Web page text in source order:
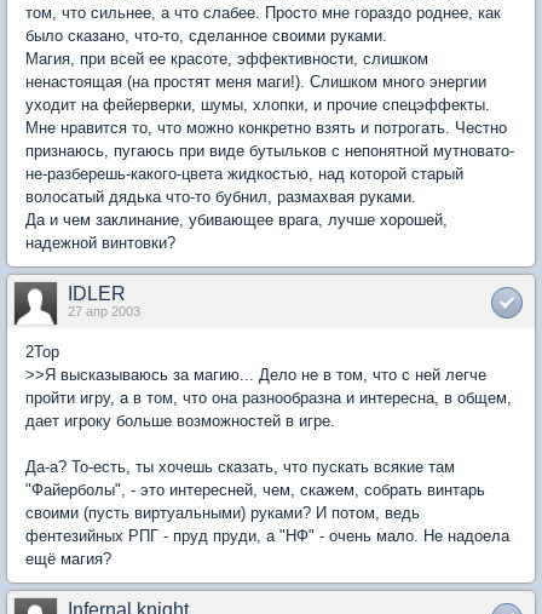
том, что сильнее, а что слабее. Просто мне гораздо роднее, как
было сказано, что-то, сделанное своими руками.
Магия, при всей ее красоте, эффективности, слишком
ненастоящая (на простят меня маги!). Слишком много энергии
уходит на фейерверки, шумы, хлопки, и прочие спецэффекты.
Мне нравится то, что можно конкретно взять и потрогать. Честно
признаюсь, пугаюсь при виде бутыльков с непонятной мутновато-
не-разберешь-какого-цвета жидкостью, над которой старый
волосатый дядька что-то бубнил, размахвая руками.
Да и чем заклинание, убивающее врага, лучше хорошей,
надежной винтовки?
IDLER
27 апр 2003
2Top
>>Я высказываюсь за магию... Дело не в том, что с ней легче
пройти игру, а в том, что она разнообразна и интересна, в общем,
дает игроку больше возможностей в игре.
Да-а? То-есть, ты хочешь сказать, что пускать всякие там
"Файерболы", - это интересней, чем, скажем, собрать винтарь
своими (пусть виртуальными) руками? И потом, ведь
фентезийных РПГ - пруд пруди, а "НФ" - очень мало. Не надоела
ещё магия?
Infernal knight